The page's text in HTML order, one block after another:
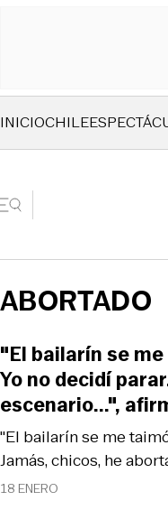
INICIOCHILE
ABORTADO
18 ENERO
"El bailarín se me
Jamás, chicos, he
"El bailarín se
Yo no decidí
escenario...",